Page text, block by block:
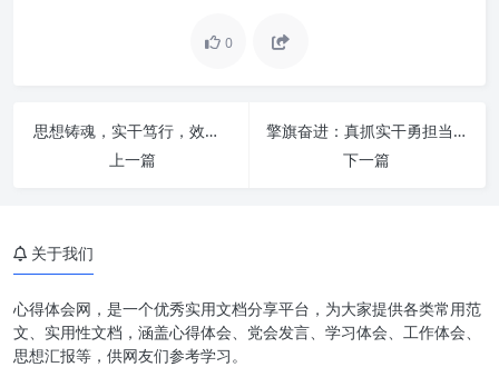
0
思想铸魂，实干笃行，效率为要：新时代高质量发展的核心引擎
上一篇
擎旗奋进：真抓实干勇担当，奋发有为促发展
下一篇
一流标准，追求卓越永无止境
关于我们
心得体会网，是一个优秀实用文档分享平台，为大家提供各类常用范
文、实用性文档，涵盖心得体会、党会发言、学习体会、工作体会、
思想汇报等，供网友们参考学习。